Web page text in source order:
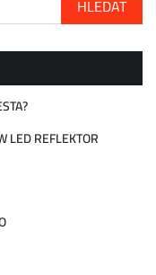
HLEDAT
LED REFLEKTOR